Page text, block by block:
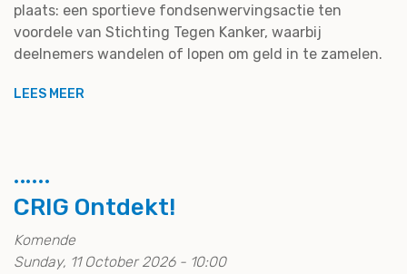
plaats: een sportieve fondsenwervingsactie ten
voordele van Stichting Tegen Kanker, waarbij
deelnemers wandelen of lopen om geld in te zamelen.
LEES MEER
CRIG Ontdekt!
Komende
Sunday, 11 October 2026 - 10:00